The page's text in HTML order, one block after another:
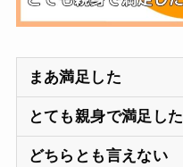
まあ満足した
とても親身で満足した
どちらとも言えない